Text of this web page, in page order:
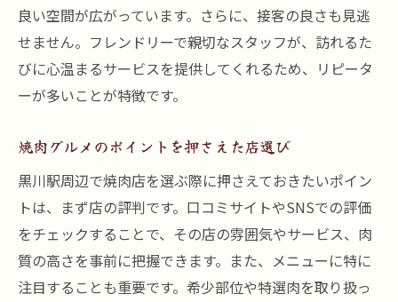
良い空間が広がっています。さらに、接客の良さも見逃
せません。フレンドリーで親切なスタッフが、訪れるた
びに心温まるサービスを提供してくれるため、リピータ
ーが多いことが特徴です。
焼肉グルメのポイントを押さえた店選び
黒川駅周辺で焼肉店を選ぶ際に押さえておきたいポイン
トは、まず店の評判です。口コミサイトやSNSでの評価
をチェックすることで、その店の雰囲気やサービス、肉
質の高さを事前に把握できます。また、メニューに特に
注目することも重要です。希少部位や特選肉を取り扱っ